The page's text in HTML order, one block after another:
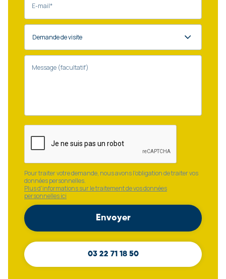
E-mail*
Message (facultatif)
Pour traiter votre demande, nous avons l'obligation de traiter vos
données personnelles.
Plus d'informations sur le traitement de vos données
personnelles ici
03 22 71 18 50